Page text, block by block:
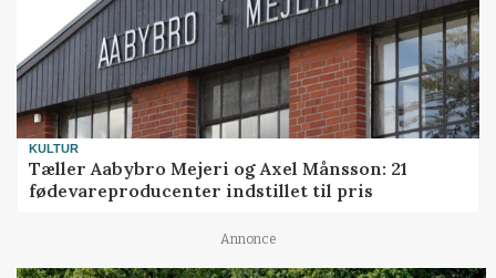
KULTUR
Tæller Aabybro Mejeri og Axel Månsson: 21
fødevareproducenter indstillet til pris
Annonce